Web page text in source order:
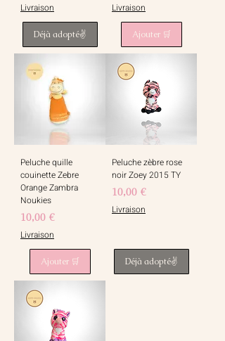
Livraison
Déjà adopté✌️
Livraison
Ajouter 🛒
Peluche quille
couinette Zebre
Orange Zambra
Noukies
Prix
10,00 €
Livraison
Ajouter 🛒
Peluche zèbre rose
noir Zoey 2015 TY
Prix
10,00 €
Livraison
Déjà adopté✌️